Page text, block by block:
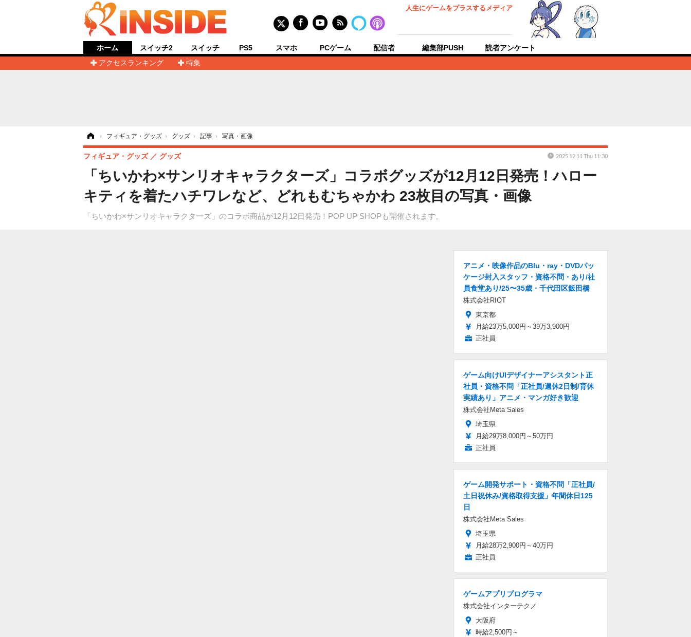
人生にゲームをプラスするメディア
ホーム
アクセスランキング
特集
スイッチ2 スイッチ PS5 スマホ PCゲーム 配信者 編集部PUSH 読者アンケート
› フィギュア・グッズ › グッズ › 記事 › 写真・画像
「ちいかわ×サンリオキャラクターズ」コラボグッズが12月12日発売！ハロー
キティを着たハチワレなど、どれもむちゃかわ 23枚目の写真・画像
「ちいかわ×サンリオキャラクターズ」のコラボ商品が12月12日発売！POP UP SHOPも開催されます。
フィギュア・グッズ グッズ 2025.12.11 Thu 11:30
アニメ・映像作品のBlu・ray・DVDパッ
ケージ封入スタッフ・資格不問・あり/社
員食堂あり/25〜35歳・千代田区飯田橋
株式会社RIOT
東京都
月給23万5,000円～39万3,900円
正社員
ゲーム向けUIデザイナーアシスタント正
社員・資格不問「正社員/週休2日制/育休
実績あり」アニメ・マンガ好き歓迎
株式会社Meta Sales
埼玉県
月給29万8,000円～50万円
正社員
ゲーム開発サポート・資格不問「正社員/
土日祝休み/資格取得支援」年間休日125
日
株式会社Meta Sales
埼玉県
月給28万2,900円～40万円
正社員
ゲームアプリプログラマ
株式会社インターテクノ
大阪府
時給2,500円～